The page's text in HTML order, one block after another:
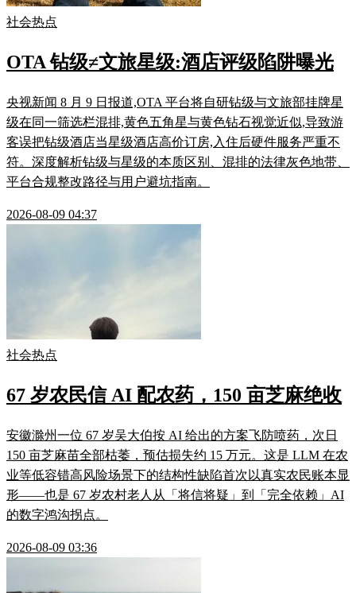
社会热点
OTA 钻级≠文旅星级:酒店评级陷阱曝光
央视新闻 8 月 9 日报道,OTA 平台将自研钻级与文旅部挂牌星
级在同一筛选栏混排,黄色五角星与黄色钻石视觉近似,导致游
客误把钻级酒店当星级酒店高价订房,入住后硬件服务严重不
符。深度解析钻级与星级的本质区别、混排的法律灰色地带、
平台合规整改路径与用户避坑指南。
2026-08-09 04:37
社会热点
67 岁农民信 AI 配农药，150 亩芝麻绝收
安徽滁州一位 67 岁吴大伯按 AI 给出的方案飞防喷药，次日
150 亩芝麻苗全部枯萎，预估损失约 15 万元。这是 LLM 在农
业等低容错高风险场景下的结构性缺陷首次以真实农民账本显
形——也是 67 岁农村老人从「将信将疑」到「完全依赖」AI
的数字鸿沟拐点。
2026-08-09 03:36